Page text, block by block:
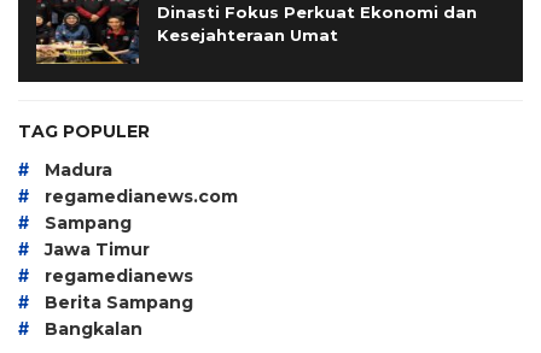
Dinasti Fokus Perkuat Ekonomi dan
Kesejahteraan Umat
TAG POPULER
# Madura
# regamedianews.com
# Sampang
# Jawa Timur
# regamedianews
# Berita Sampang
#
Bangkalan